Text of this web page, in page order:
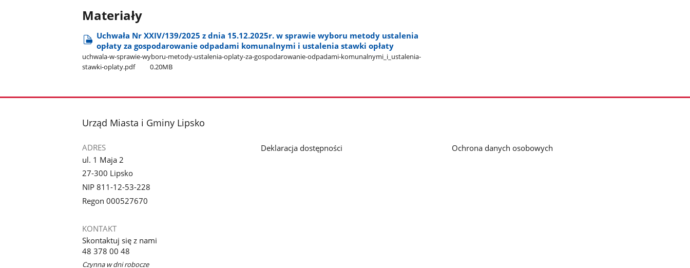
Materiały
Uchwała Nr XXIV/139/2025 z dnia 15.12.2025r. w sprawie wyboru metody ustalenia
opłaty za gospodarowanie odpadami komunalnymi i ustalenia stawki opłaty
uchwala-w-sprawie-wyboru-metody-ustalenia-oplaty-za-gospodarowanie-odpadami-komunalnymi​_i​_ustalenia-
stawki-oplaty.pdf
0.20MB
stopka
Urząd Miasta i Gminy Lipsko
ADRES
ul. 1 Maja 2
27-300 Lipsko
NIP 811-12-53-228
Regon 000527670
KONTAKT
Skontaktuj się z nami
48 378 00 48
Czynna w dni robocze
Deklaracja dostępności Ochrona danych osobowych